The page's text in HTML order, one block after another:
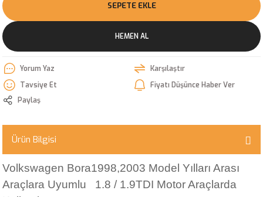
SEPETE EKLE
HEMEN AL
Yorum Yaz
Karşılaştır
Tavsiye Et
Fiyatı Düşünce Haber Ver
Paylaş
Ürün Bilgisi
Volkswagen Bora1998,2003 Model Yılları Arası
Araçlara Uyumlu 1.8 / 1.9TDI Motor Araçlarda